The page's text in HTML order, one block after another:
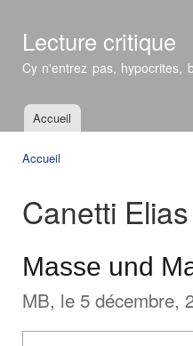
Lecture critique
Cy n'entrez pas, hypocrites,
Menu principal
Accueil
Accueil
Canetti Elias
Masse und
MB, le 5 décembre,